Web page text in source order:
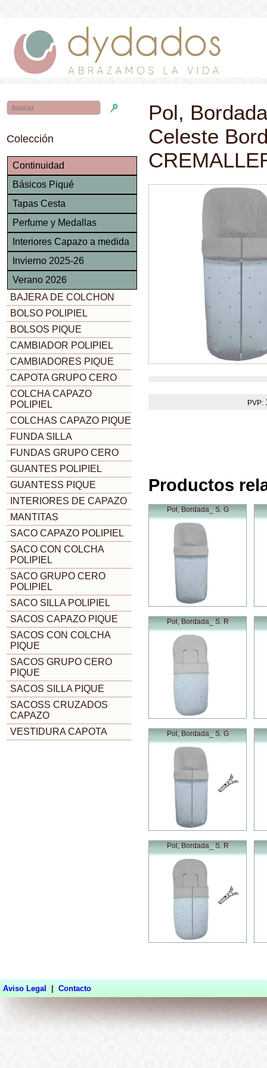
Colección
Continuidad
Básicos Piqué
Tapas Cesta
Perfume y Medallas
Interiores Capazo a medida
Invierno 2025-26
Verano 2026
BAJERA DE COLCHON
BOLSO POLIPIEL
BOLSOS PIQUE
CAMBIADOR POLIPIEL
CAMBIADORES PIQUE
CAPOTA GRUPO CERO
COLCHA CAPAZO
POLIPIEL
COLCHAS CAPAZO PIQUE
FUNDA SILLA
FUNDAS GRUPO CERO
GUANTES POLIPIEL
GUANTESS PIQUE
INTERIORES DE CAPAZO
MANTITAS
SACO CAPAZO POLIPIEL
SACO CON COLCHA
POLIPIEL
SACO GRUPO CERO
POLIPIEL
SACO SILLA POLIPIEL
SACOS CAPAZO PIQUE
SACOS CON COLCHA
PIQUE
SACOS GRUPO CERO
PIQUE
SACOS SILLA PIQUE
SACOSS CRUZADOS
CAPAZO
VESTIDURA CAPOTA
Pol,
Celeste
PVP:
Productos
Pol, Bordada_ S. G
Pol, Bordada_ S. R
Pol, Bordada_ S. G
Pol, Bordada_ S. R
Aviso Legal Contacto